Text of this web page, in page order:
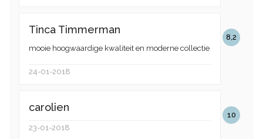
8,2
Tinca Timmerman
mooie hoogwaardige kwaliteit en moderne collectie
24-01-2018
10
carolien
23-01-2018